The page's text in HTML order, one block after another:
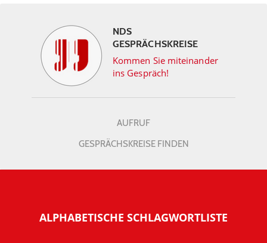
NDS
GESPRÄCHSKREISE
Kommen Sie miteinander
ins Gespräch!
AUFRUF
GESPRÄCHSKREISE FINDEN
ALPHABETISCHE SCHLAGWORTLISTE